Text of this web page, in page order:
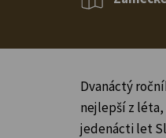
Dvanáctý
nejlepší z
jedenácti let